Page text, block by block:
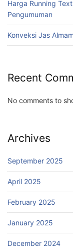
Harga Running
Pengumuman
Konveksi Jas
Recent
No comments to
Archives
September 2025
April 2025
February 2025
January 2025
December 2024